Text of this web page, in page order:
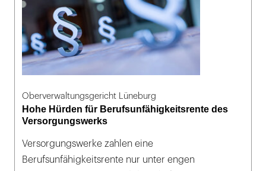
Oberverwaltungsgericht Lüneburg
Hohe Hürden für Berufsunfähigkeitsrente des
Versorgungswerks
Versorgungswerke zahlen eine
Berufsunfähigkeitsrente nur unter engen